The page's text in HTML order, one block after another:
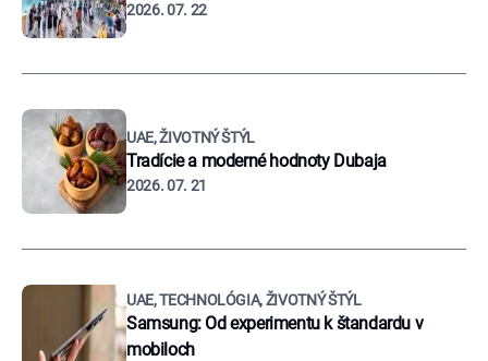
2026. 07. 22
UAE, ŽIVOTNÝ ŠTÝL
Tradície a moderné hodnoty Dubaja
2026. 07. 21
UAE, TECHNOLÓGIA, ŽIVOTNÝ ŠTÝL
Samsung: Od experimentu k štandardu v
mobiloch